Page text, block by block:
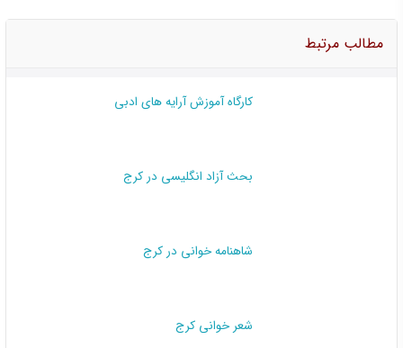
مطالب مرتبط
کارگاه آموزش آرایه های ادبی
بحث آزاد انگلیسی در کرج
شاهنامه خوانی در کرج
شعر خوانی کرج